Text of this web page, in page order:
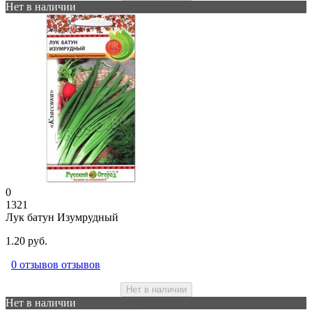
Нет в наличии
0
1321
Лук батун Изумрудный
1.20 руб.
0 отзывов отзывов
Нет в наличии
Нет в наличии